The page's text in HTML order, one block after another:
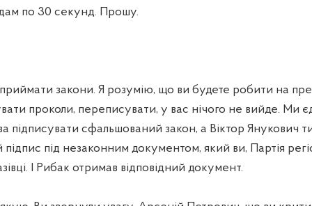
по 30 секунд. Прошу.
закони. Я розумію, що ви будете робити на
проколи, переписувати, у вас нічого не вийде. Ми
підписувати сфальшований закон, а Віктор Янукович
підпис під незаконним документом, який ви, Партія
І Рибак отримав відповідний документ.